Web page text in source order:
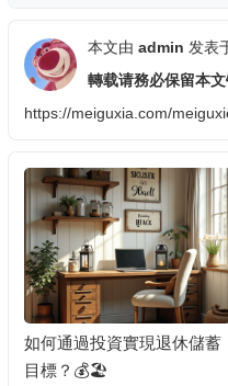
本文由 admin 发表
轉载请務必保留本文
https://meiguxia.com/
2025年最佳高收益基金推薦
🌟📈